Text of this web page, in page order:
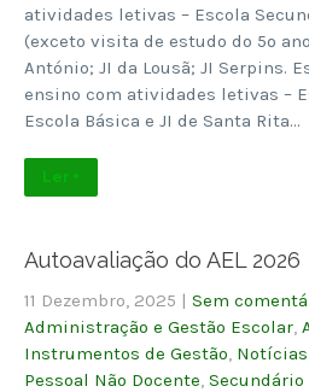
atividades letivas – Escola
(exceto visita de estudo do 5º
António; JI da Lousã; JI Serpins.
ensino com atividades letivas –
Escola Básica e JI de Santa Rita…
Ler +
Autoavaliação do AEL 2026
11 Dezembro, 2025 | Sem
Administração e Gestão Escolar
Instrumentos de Gestão Notícias
Pessoal Não Docente Secundário